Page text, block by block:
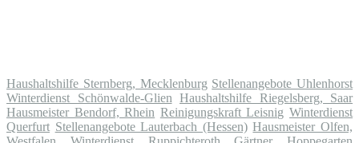
Haushaltshilfe Sternberg, Mecklenburg Stellenangebote Uhlenhorst
Winterdienst Schönwalde-Glien Haushaltshilfe Riegelsberg, Saar
Hausmeister Bendorf, Rhein Reinigungskraft Leisnig Winterdienst
Querfurt Stellenangebote Lauterbach (Hessen) Hausmeister Olfen,